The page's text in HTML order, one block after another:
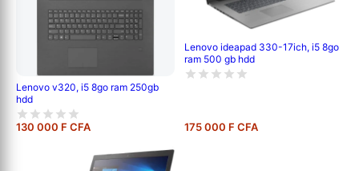
Lenovo v320, i5 8go ram 250gb
hdd
130 000 F CFA
Lenovo ideapad 330-17ich, i5 8go
ram 500 gb hdd
175 000 F CFA